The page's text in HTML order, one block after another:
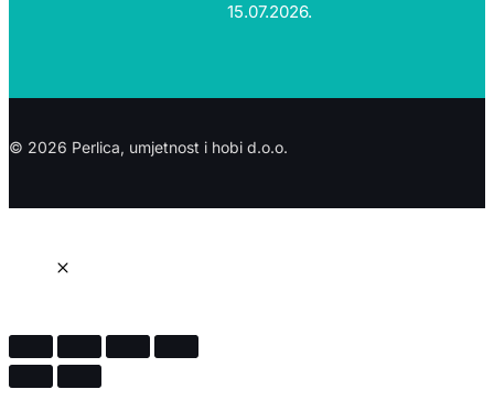
15.07.2026.
© 2026 Perlica, umjetnost i hobi d.o.o.